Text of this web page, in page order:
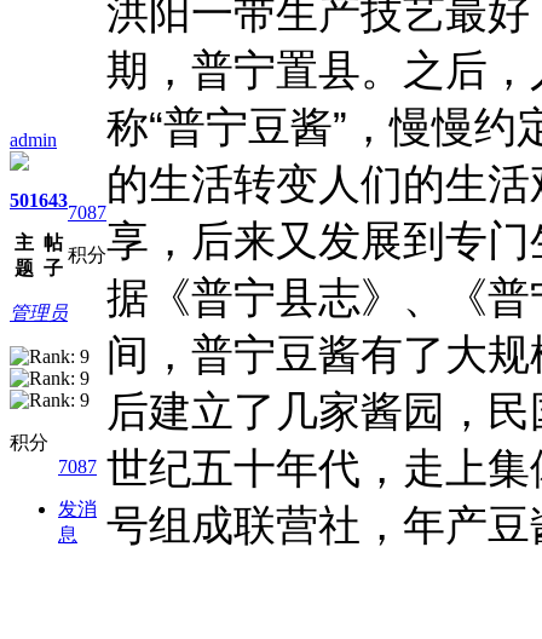
admin
501
主
题
643
帖
子
7087
积分
管理员
积分
7087
发消
息
洪阳一带生产技艺最
期，普宁置县。之后，
称“普宁豆酱”，慢慢
的生活转变人们的生
享，后来又发展到专
据《普宁县志》、《
间，普宁豆酱有了大
后建立了几家酱园，
世纪五十年代，走上
号组成联营社，年产